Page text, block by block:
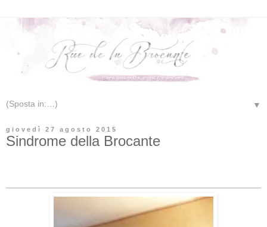
▼
giovedì 27 agosto 2015
Sindrome della Brocante